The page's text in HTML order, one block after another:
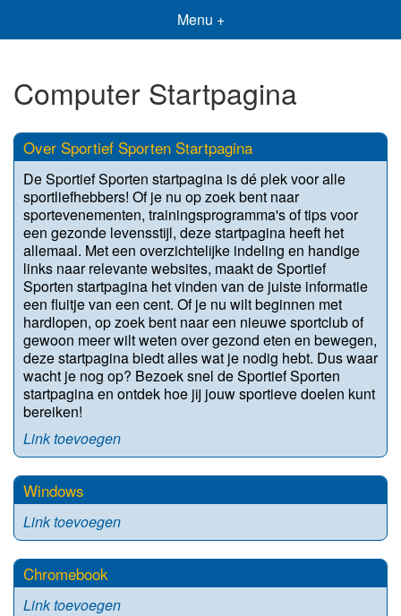
Menu +
Computer Startpagina
Over Sportief Sporten Startpagina
De Sportief Sporten startpagina is dé plek voor alle
sportliefhebbers! Of je nu op zoek bent naar
sportevenementen, trainingsprogramma's of tips voor
een gezonde levensstijl, deze startpagina heeft het
allemaal. Met een overzichtelijke indeling en handige
links naar relevante websites, maakt de Sportief
Sporten startpagina het vinden van de juiste informatie
een fluitje van een cent. Of je nu wilt beginnen met
hardlopen, op zoek bent naar een nieuwe sportclub of
gewoon meer wilt weten over gezond eten en bewegen,
deze startpagina biedt alles wat je nodig hebt. Dus waar
wacht je nog op? Bezoek snel de Sportief Sporten
startpagina en ontdek hoe jij jouw sportieve doelen kunt
bereiken!
Link toevoegen
Windows
Link toevoegen
Chromebook
Link toevoegen